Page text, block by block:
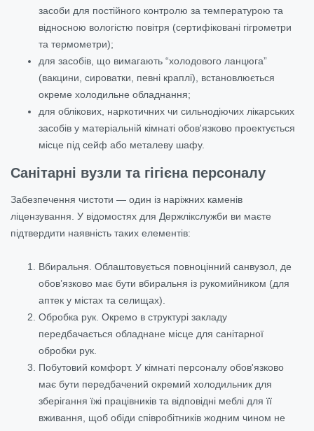
засоби для постійного контролю за температурою та
відносною вологістю повітря (сертифіковані гігрометри
та термометри);
для засобів, що вимагають “холодового ланцюга”
(вакцини, сироватки, певні краплі), встановлюється
окреме холодильне обладнання;
для облікових, наркотичних чи сильнодіючих лікарських
засобів у матеріальній кімнаті обов'язково проектується
місце під сейф або металеву шафу.
Санітарні вузли та гігієна персоналу
Забезпечення чистоти — один із наріжних каменів
ліцензування. У відомостях для Держлікслужби ви маєте
підтвердити наявність таких елементів:
Вбиральня. Облаштовується повноцінний санвузол, де
обов’язково має бути вбиральня із рукомийником (для
аптек у містах та селищах).
Обробка рук. Окремо в структурі закладу
передбачається обладнане місце для санітарної
обробки рук.
Побутовий комфорт. У кімнаті персоналу обов'язково
має бути передбачений окремий холодильник для
зберігання їжі працівників та відповідні меблі для її
вживання, щоб обіди співробітників жодним чином не